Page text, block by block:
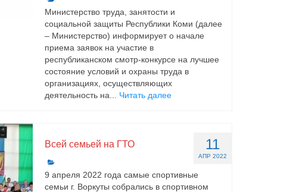
Министерство труда, занятости и
социальной защиты Республики Коми (далее
– Министерство) информирует о начале
приема заявок на участие в
республиканском смотр-конкурсе на лучшее
состояние условий и охраны труда в
организациях, осуществляющих
деятельность на... Читать далее
11
АПР 2022
Всей семьей на ГТО
9 апреля 2022 года самые спортивные
семьи г. Воркуты собрались в спортивном